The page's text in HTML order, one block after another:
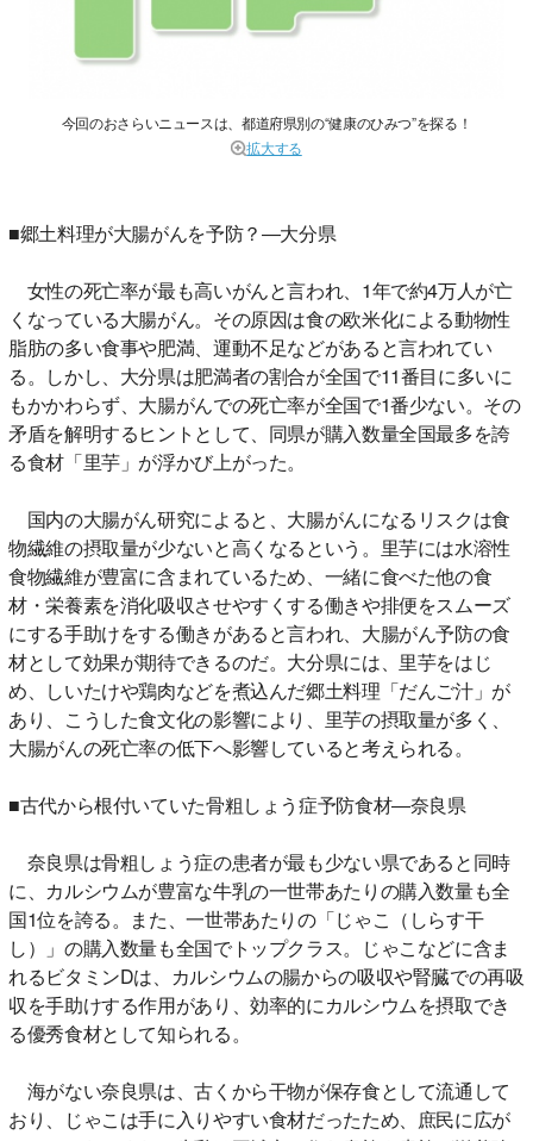
今回のおさらいニュースは、都道府県別の“健康のひみつ”を探る！
拡大する
■郷土料理が大腸がんを予防？―大分県
女性の死亡率が最も高いがんと言われ、1年で約4万人が亡
くなっている大腸がん。その原因は食の欧米化による動物性
脂肪の多い食事や肥満、運動不足などがあると言われてい
る。しかし、大分県は肥満者の割合が全国で11番目に多いに
もかかわらず、大腸がんでの死亡率が全国で1番少ない。その
矛盾を解明するヒントとして、同県が購入数量全国最多を誇
る食材「里芋」が浮かび上がった。
国内の大腸がん研究によると、大腸がんになるリスクは食
物繊維の摂取量が少ないと高くなるという。里芋には水溶性
食物繊維が豊富に含まれているため、一緒に食べた他の食
材・栄養素を消化吸収させやすくする働きや排便をスムーズ
にする手助けをする働きがあると言われ、大腸がん予防の食
材として効果が期待できるのだ。大分県には、里芋をはじ
め、しいたけや鶏肉などを煮込んだ郷土料理「だんご汁」が
あり、こうした食文化の影響により、里芋の摂取量が多く、
大腸がんの死亡率の低下へ影響していると考えられる。
■古代から根付いていた骨粗しょう症予防食材―奈良県
奈良県は骨粗しょう症の患者が最も少ない県であると同時
に、カルシウムが豊富な牛乳の一世帯あたりの購入数量も全
国1位を誇る。また、一世帯あたりの「じゃこ（しらす干
し）」の購入数量も全国でトップクラス。じゃこなどに含ま
れるビタミンDは、カルシウムの腸からの吸収や腎臓での再吸
収を手助けする作用があり、効率的にカルシウムを摂取でき
る優秀食材として知られる。
海がない奈良県は、古くから干物が保存食として流通して
おり、じゃこは手に入りやすい食材だったため、庶民に広が